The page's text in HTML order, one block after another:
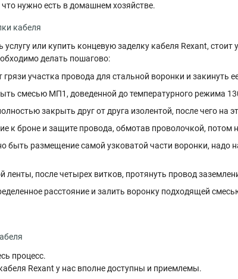
что нужно есть в домашнем хозяйстве.
кабеля
или купить концевую заделку кабеля Rexant,
делать пошагово:
участка провода для стальной воронки и закинуть
смесью МП1, доведенной до температурного режима
закрыть друг от друга изолентой, после чего на
к броне и защите провода, обмотав проволочкой, потом
быть размещение самой узковатой части воронки, надо
ленты, после четырех витков, протянуть провод
расстояние и залить воронку подходящей
процесс.
Rexant у нас вполне доступны и приемлемы.